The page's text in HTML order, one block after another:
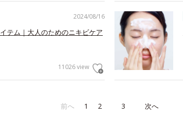
2024/08/16
テム｜大人のためのニキビケア
11026 view
前へ 1 2 3 次へ